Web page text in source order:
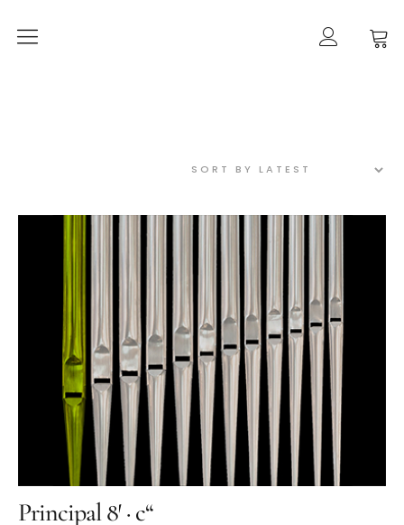
März 2021 –
der Orgeleinbau
April 2021 –
der Orgeleinbau
April 2021 –
die Intonation
Geschichte
Orgelbauer
Grußwort von Schirmherr
Wolfgang Thierse
2019 · LOTTO-Stiftung Berlin
Principal 8′ · c“